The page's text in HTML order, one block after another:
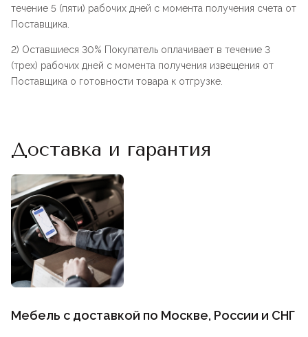
течение 5 (пяти) рабочих дней с момента получения счета от
Поставщика.
2) Оставшиеся 30% Покупатель оплачивает в течение 3
(трех) рабочих дней с момента получения извещения от
Поставщика о готовности товара к отгрузке.
Доставка и гарантия
Мебель с доставкой по Москве, России и СНГ